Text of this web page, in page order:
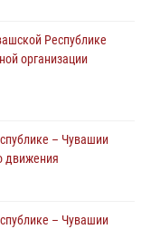
Виктор Золотов
с профессиональным
изъята крупная
продукции (видео)
Республике
организации
– Чувашии
движения
– Чувашии